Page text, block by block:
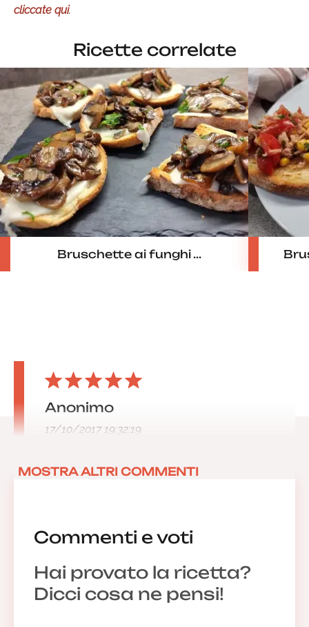
cliccate qui.
Ricette correlate
Bruschette ai funghi ...
Commenti e voti
Hai provato la ricetta?
Dicci cosa ne pensi!
Anonimo
17/10/2017 19:32:19
MOSTRA ALTRI COMMENTI